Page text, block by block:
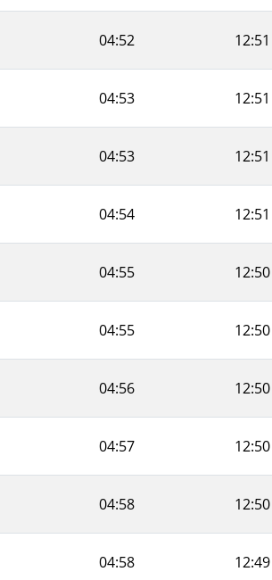
04:52 12:51
04:53 12:51
04:53 12:51
04:54 12:51
04:55 12:50
04:55 12:50
04:56 12:50
04:57 12:50
04:58 12:50
04:58 12:49